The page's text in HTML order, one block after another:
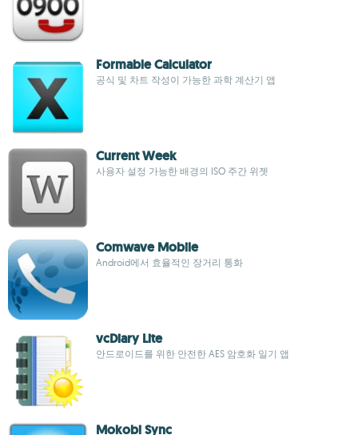
Formable Calculator
공식 및 차트 작성이 가능한 과학 계산기 앱
Current Week
사용자 설정 가능한 배경의 ISO 주간 위젯
Comwave Mobile
Android에서 효율적인 장거리 통화
vcDiary Lite
안드로이드를 위한 안전한 AES 암호화 일기 앱
Mokobi Sync